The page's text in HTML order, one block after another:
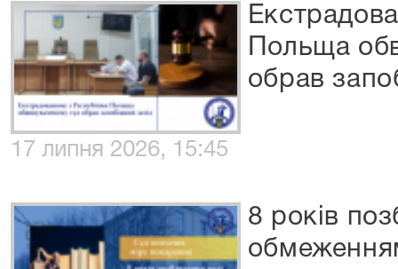
Польща
обрав
17 липня 2026, 15:45
8 років